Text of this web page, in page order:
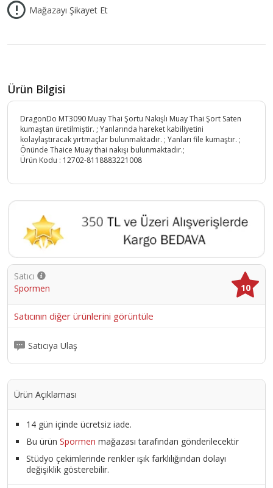
Mağazayı Şikayet Et
Ürün Bilgisi
DragonDo MT3090 Muay Thai Şortu Nakışlı Muay Thai Şort Saten
kumaştan üretilmiştir. ; Yanlarında hareket kabiliyetini
kolaylaştıracak yırtmaçlar bulunmaktadır. ; Yanları file kumaştır. ;
Önünde Thaice Muay thai nakışı bulunmaktadır.;
Ürün Kodu : 12702-8118883221008
Satıcı
Spormen
10
Satıcının diğer ürünlerini görüntüle
Satıcıya Ulaş
Ürün Açıklaması
14 gün içinde ücretsiz iade.
Bu ürün Spormen mağazası tarafından gönderilecektir
Stüdyo çekimlerinde renkler ışık farklılığından dolayı
değişiklik gösterebilir.